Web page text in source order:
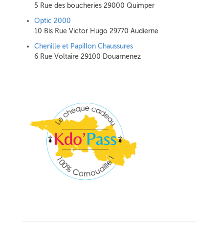
5 Rue des boucheries 29000 Quimper
Optic 2000
10 Bis Rue Victor Hugo 29770 Audierne
Chenille et Papillon Chaussures
6 Rue Voltaire 29100 Douarnenez